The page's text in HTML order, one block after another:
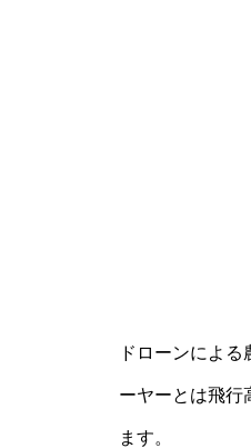
ドローンによ
ーヤーとは飛行
ます。